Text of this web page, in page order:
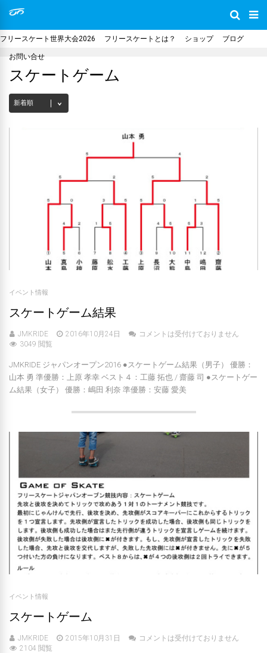
フリースケート世界大会2026 フリースケートとは？ ショップ ブログ
お問い合せ
スケートゲーム
イベント情報
スケートゲーム結果
JMKRIDE 2016年10月24日
コメントは受付けておりません
3049 閲覧
JMKRIDE ジャパンオープン2016 ●スケートゲーム結果（男子） 優勝：
山本 勇 準優勝：上原 孝幸 ベスト４：工藤 拓也 / 齋藤 司 ●スケートゲー
ム結果（女子） 優勝：嶋田 利奈 準優勝：安藤 愛美
イベント情報
スケートゲーム
JMKRIDE 2015年10月31日
コメントは受付けておりません
2104 閲覧